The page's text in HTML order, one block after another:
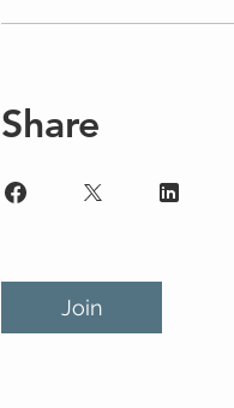
Share
Join